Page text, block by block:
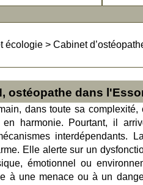
écologie > Cabinet
ostéopathe dans
dans toute sa
en harmonie. Pourtant, il
interdépendants.
Elle alerte sur un
émotionnel ou
à une menace ou à un